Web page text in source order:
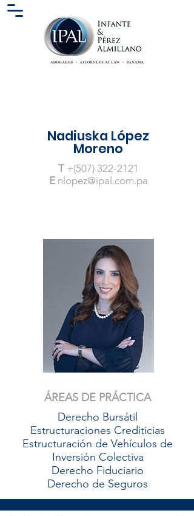
Nadiuska López
Moreno
T+(507) 322-2121
Enlopez@ipal.com.pa
ÁREAS DE PRÁCTICA
Derecho Bursátil
Estructuraciones Crediticias
Estructuración de Vehículos de
Inversión Colectiva
Derecho Fiduciario
Derecho de Seguros